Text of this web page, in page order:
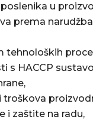
u
prema
tehnoloških
s HACCP
i zaštite na radu,